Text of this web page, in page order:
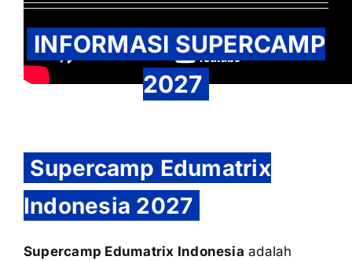
INFORMASI SUPERCAMP
2027
Supercamp Edumatrix
Indonesia 2027
Supercamp Edumatrix Indonesia adalah